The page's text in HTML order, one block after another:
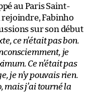
au Paris Saint-
rejoindre, Fabinho
sur son début
ce n’était pas bon.
je
Ce n’était pas
je n’y pouvais rien.
mais j’ai tourné la